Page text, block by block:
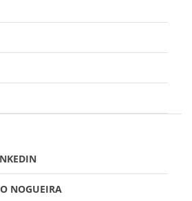
NOGUEIRA